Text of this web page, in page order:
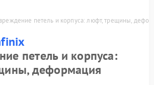
петель и корпуса: люфт, трещины,
петель и корпуса:
деформация